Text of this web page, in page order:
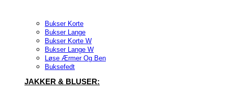
Bukser Korte
Bukser Lange
Bukser Korte W
Bukser Lange W
Løse Ærmer Og Ben
Buksefedt
JAKKER & BLUSER: